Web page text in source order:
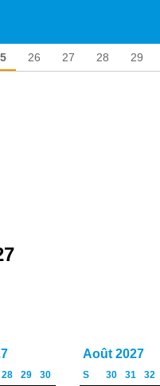
26 27 28 29
28 29
30
Août 2027
S 30 31 32